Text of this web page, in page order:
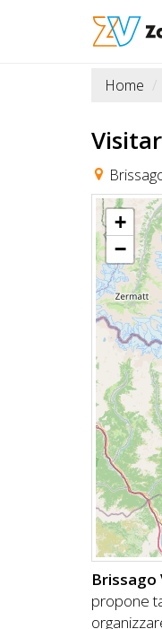
STRUTTURE
LUOGHI
OFFERTE
Home
+
−
Brissago
propone